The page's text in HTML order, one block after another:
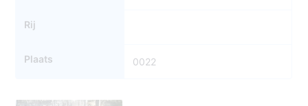
Rij
Plaats 0022